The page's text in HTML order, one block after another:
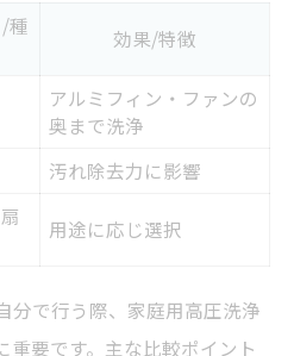
種
効果/特徴
アルミフィン・ファンの
奥まで洗浄
汚れ除去力に影響
用途に応じ選択
分で行う際、家庭用高圧洗浄
重要です。主な比較ポイント